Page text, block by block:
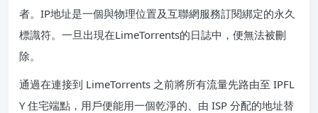
者。IP地址是一個與物理位置及互聯網服務訂閱綁定的永久
標識符。一旦出現在LimeTorrents的日誌中，便無法被刪
除。
通過在連接到 LimeTorrents 之前將所有流量先路由至 IPFL
Y 住宅端點，用戶便能用一個乾淨的、由 ISP 分配的地址替